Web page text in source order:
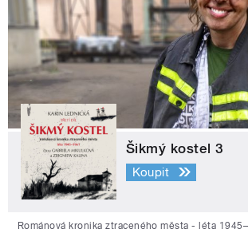
Šikmý kostel 3
Koupit
Románová kronika ztraceného města - léta